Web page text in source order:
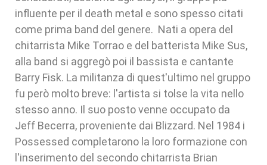
influente per il death metal e sono spesso citati
come prima band del genere. Nati a opera del
chitarrista Mike Torrao e del batterista Mike Sus,
alla band si aggregò poi il bassista e cantante
Barry Fisk. La militanza di quest'ultimo nel gruppo
fu però molto breve: l'artista si tolse la vita nello
stesso anno. Il suo posto venne occupato da
Jeff Becerra, proveniente dai Blizzard. Nel 1984 i
Possessed completarono la loro formazione con
l'inserimento del secondo chitarrista Brian